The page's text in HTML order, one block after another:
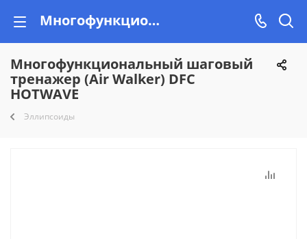
Многофункциональный шаговый тренажер (Air Walker) DFC HOTWAVE купить в Минске недорого, рассрочка!
Многофункциональный шаговый
тренажер (Air Walker) DFC
HOTWAVE
Эллипсоиды